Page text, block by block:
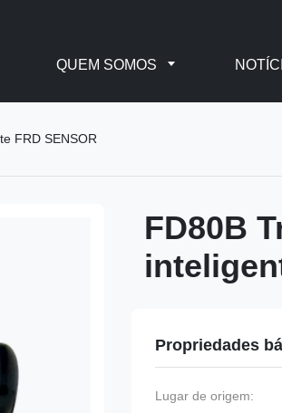
QUEM SOMOS
FRD SENSOR
FD80B
Propriedades
Lugar de origem: